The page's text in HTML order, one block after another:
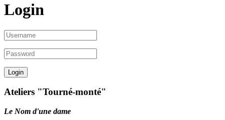
Login
Ateliers "Tourné-monté"
Le Nom d'une dame